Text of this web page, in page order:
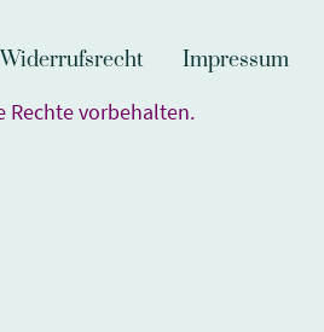
Widerrufsrecht Impressum
vorbehalten.